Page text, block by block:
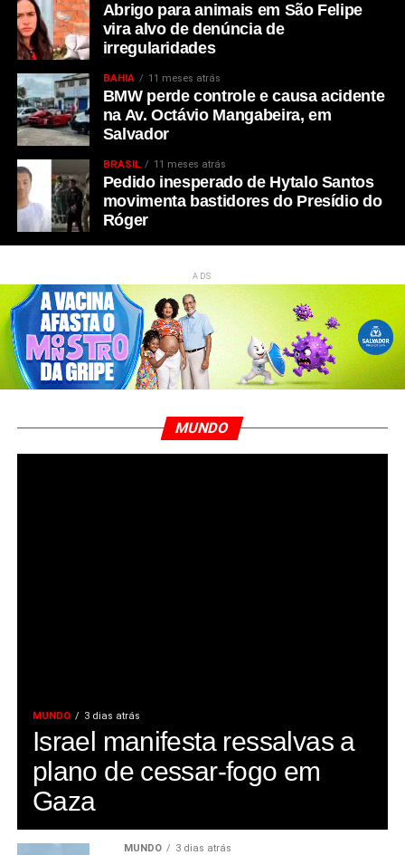
Abrigo para animais em São Felipe
vira alvo de denúncia de
irregularidades
BAHIA 11 meses atrás
BMW perde controle e causa acidente
na Av. Octávio Mangabeira, em
Salvador
BRASIL 11 meses atrás
Pedido inesperado de Hytalo Santos
movimenta bastidores do Presídio do
Róger
ADS
MUNDO
MUNDO 3 dias atrás
Israel manifesta ressalvas a
plano de cessar-fogo em
Gaza
MUNDO 3 dias atrás